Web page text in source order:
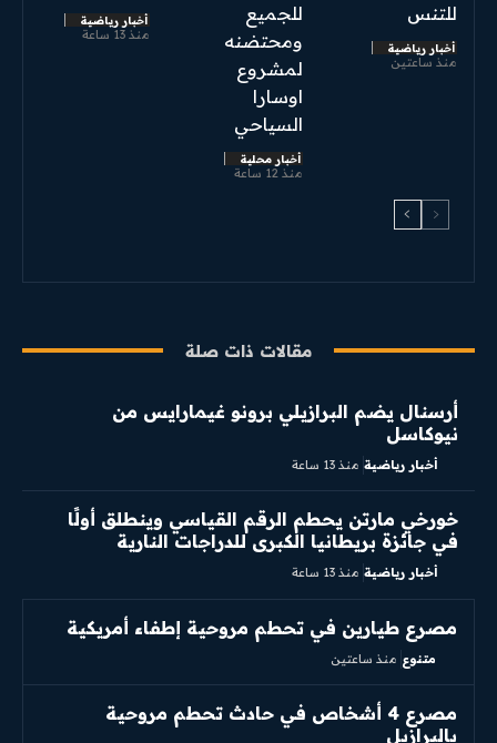
للتنس
أخبار رياضية
منذ ساعتين
للجميع
ومحتضنه
لمشروع
اوسارا
السياحي
أخبار محلية
منذ 12 ساعة
أخبار رياضية
منذ 13 ساعة
مقالات ذات صلة
أرسنال يضم البرازيلي برونو غيمارايس من
نيوكاسل
أخبار رياضية منذ 13 ساعة
خورخي مارتن يحطم الرقم القياسي وينطلق أولًا
في جائزة بريطانيا الكبرى للدراجات النارية
أخبار رياضية منذ 13 ساعة
مصرع طيارين في تحطم مروحية إطفاء أمريكية
متنوع منذ ساعتين
مصرع 4 أشخاص في حادث تحطم مروحية
بالبرازيل